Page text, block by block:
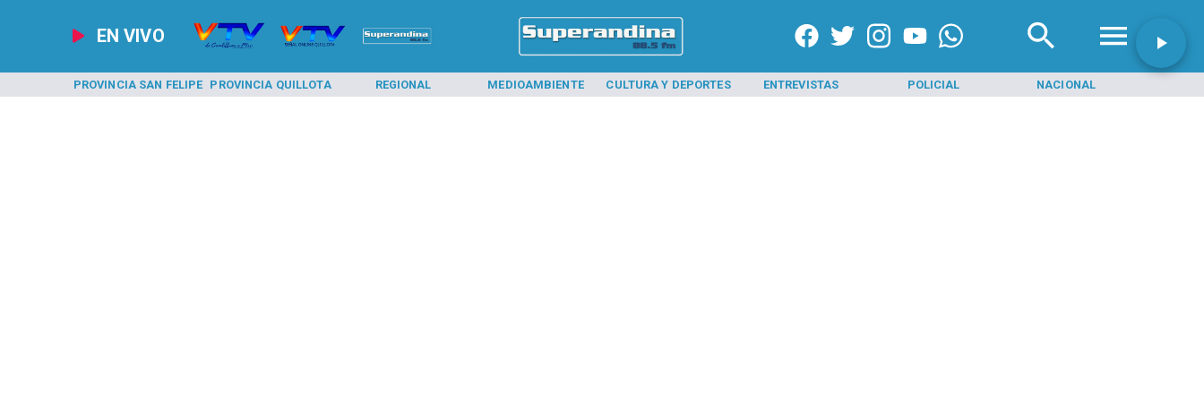
EN VIVO
PROVINCIA SAN FELIPE PROVINCIA QUILLOTA REGIONAL MEDIOAMBIENTE CULTURA Y DEPORTES ENTREVISTAS POLICIAL NACIONAL